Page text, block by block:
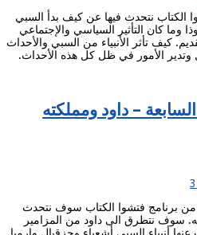
الكتاب نتحدث فيها عن كيف بدأ السبي
وما كان التأثير السياسي والإجتماعي
كيف تأثر الأنبياء من السبي والأحداث
وتدير الأمور في ظل كل هذه الأحداث.
– داود ومملكته
من برنامج فتشوا الكتاب سوف نتحدث
سوف نتطرق الى داود من المزامير